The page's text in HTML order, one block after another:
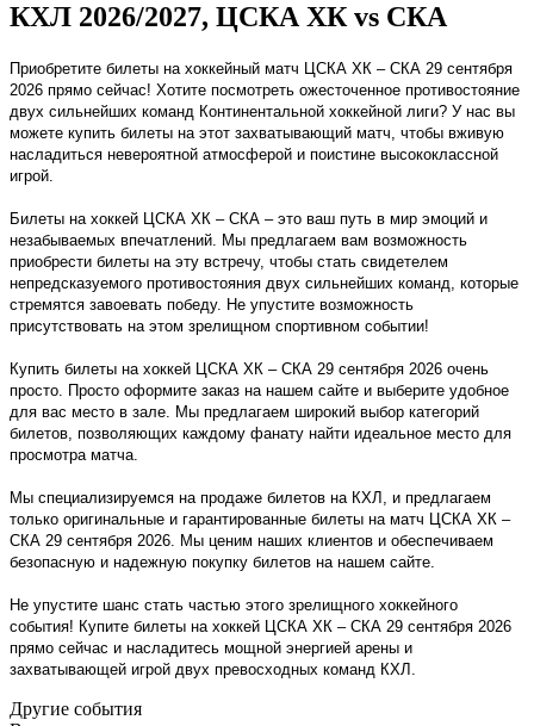
КХЛ 2026/2027, ЦСКА ХК vs СКА
Приобретите билеты на хоккейный матч ЦСКА ХК – СКА 29 сентября
2026 прямо сейчас! Хотите посмотреть ожесточенное противостояние
двух сильнейших команд Континентальной хоккейной лиги? У нас вы
можете купить билеты на этот захватывающий матч, чтобы вживую
насладиться невероятной атмосферой и поистине высококлассной
игрой.
Билеты на хоккей ЦСКА ХК – СКА – это ваш путь в мир эмоций и
незабываемых впечатлений. Мы предлагаем вам возможность
приобрести билеты на эту встречу, чтобы стать свидетелем
непредсказуемого противостояния двух сильнейших команд, которые
стремятся завоевать победу. Не упустите возможность
присутствовать на этом зрелищном спортивном событии!
Купить билеты на хоккей ЦСКА ХК – СКА 29 сентября 2026 очень
просто. Просто оформите заказ на нашем сайте и выберите удобное
для вас место в зале. Мы предлагаем широкий выбор категорий
билетов, позволяющих каждому фанату найти идеальное место для
просмотра матча.
Мы специализируемся на продаже билетов на КХЛ, и предлагаем
только оригинальные и гарантированные билеты на матч ЦСКА ХК –
СКА 29 сентября 2026. Мы ценим наших клиентов и обеспечиваем
безопасную и надежную покупку билетов на нашем сайте.
Не упустите шанс стать частью этого зрелищного хоккейного
события! Купите билеты на хоккей ЦСКА ХК – СКА 29 сентября 2026
прямо сейчас и насладитесь мощной энергией арены и
захватывающей игрой двух превосходных команд КХЛ.
Другие события